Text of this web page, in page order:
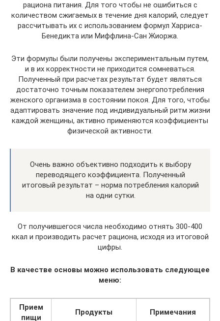
рациона питания. Для того чтобы не ошибиться с
количеством сжигаемых в течение дня калорий, следует
рассчитывать их с использованием формул Харриса-
Бенедикта или Миффлина-Сан Жиоржа.
Эти формулы были получены экспериментальным путем,
и в их корректности не приходится сомневаться.
Полученный при расчетах результат будет являться
достаточно точным показателем энергопотребления
женского организма в состоянии покоя. Для того, чтобы
адаптировать значение под индивидуальный ритм жизни
каждой женщины, активно применяются коэффициенты
физической активности.
Очень важно объективно подходить к выбору
переводящего коэффициента. Полученный
итоговый результат – норма потребления калорий
на одни сутки.
От получившегося числа необходимо отнять 300-400
ккал и производить расчет рациона, исходя из итоговой
цифры.
В качестве основы можно использовать следующее
меню:
Прием
пищи
Продукты Примечания